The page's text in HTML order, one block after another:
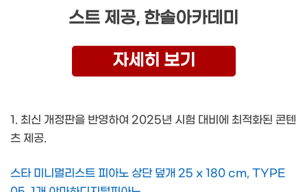
스트 제공, 한솔아카데미
자세히 보기
1. 최신 개정판을 반영하여 2025년 시험 대비에 최적화된 콘텐
츠 제공.
스타 미니멀리스트 피아노 상단 덮개 25 x 180 cm, TYPE